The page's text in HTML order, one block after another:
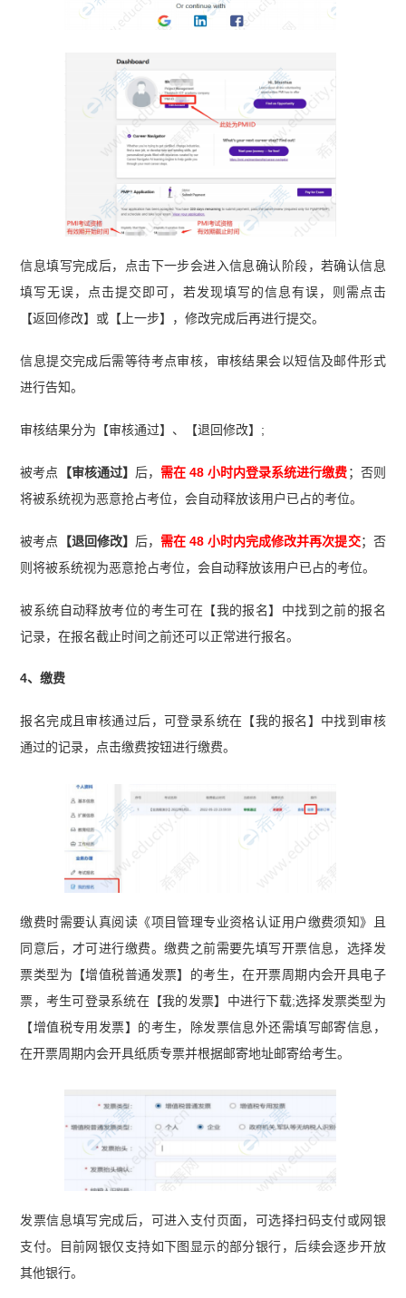
信息填写完成后，点击下一步会进入信息确认阶段，若确认信息
填写无误，点击提交即可，若发现填写的信息有误，则需点击
【返回修改】或【上一步】，修改完成后再进行提交。
信息提交完成后需等待考点审核，审核结果会以短信及邮件形式
进行告知。
审核结果分为【审核通过】、【退回修改】;
被考点 【审核通过】 后， 需在 48 小时内登录系统进行缴费；否则
将被系统视为恶意抢占考位，会自动释放该用户已占的考位。
被考点 【退回修改】 后， 需在 48 小时内完成修改并再次提交；否
则将被系统视为恶意抢占考位，会自动释放该用户已占的考位。
被系统自动释放考位的考生可在【我的报名】中找到之前的报名
记录，在报名截止时间之前还可以正常进行报名。
4、缴费
报名完成且审核通过后，可登录系统在【我的报名】中找到审核
通过的记录，点击缴费按钮进行缴费。
缴费时需要认真阅读《项目管理专业资格认证用户缴费须知》且
同意后，才可进行缴费。缴费之前需要先填写开票信息，选择发
票类型为【增值税普通发票】的考生，在开票周期内会开具电子
票，考生可登录系统在【我的发票】中进行下载;选择发票类型为
【增值税专用发票】的考生，除发票信息外还需填写邮寄信息，
在开票周期内会开具纸质专票并根据邮寄地址邮寄给考生。
发票信息填写完成后，可进入支付页面，可选择扫码支付或网银
支付。目前网银仅支持如下图显示的部分银行，后续会逐步开放
其他银行。